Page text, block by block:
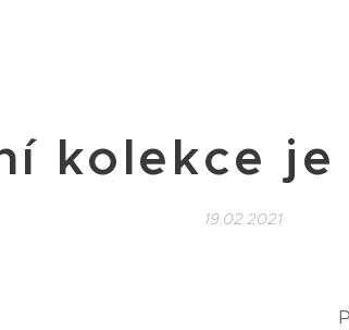
kolekce je
19.02.2021